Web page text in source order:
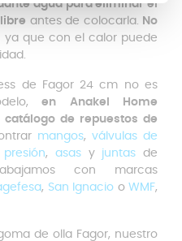
agua para eliminar el
antes de colocarla. No
ya que con el calor puede
de Fagor 24 cm no es
en Anakel Home
de repuestos de
mangos,válvulas de
, asasy juntas de
con marcas
, San Ignacio oWMF,
de olla Fagor, nuestro